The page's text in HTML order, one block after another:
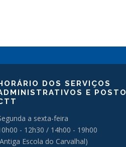
DOS SERVIÇOS
E POSTO
a sexta-feira
- 12h30 / 14h00 - 19h00
Escola do Carvalhal)